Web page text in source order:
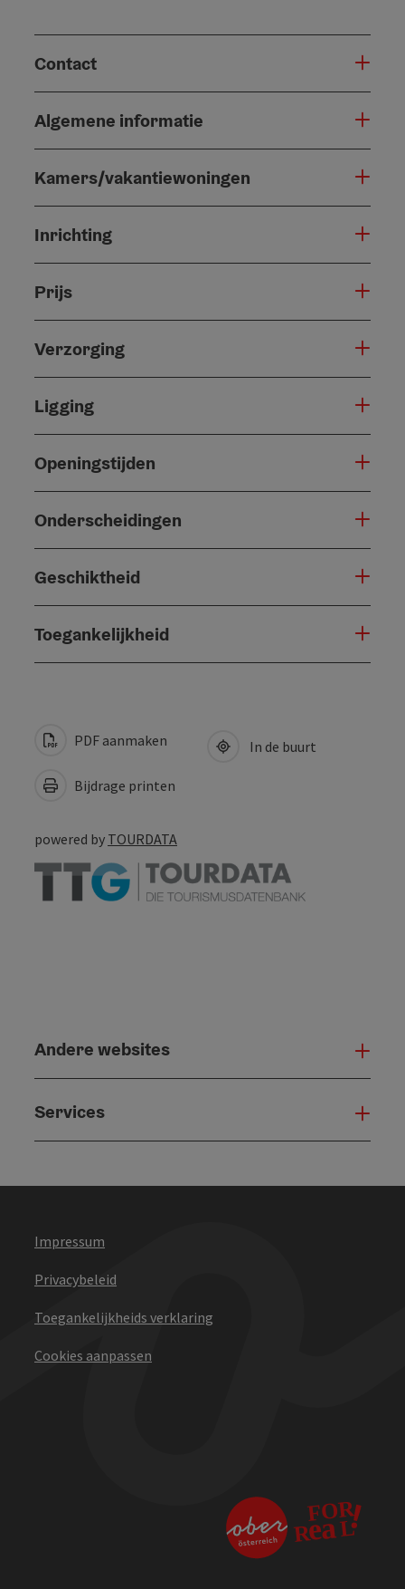
Contact
Algemene informatie
Kamers/vakantiewoningen
Inrichting
Prijs
Verzorging
Ligging
Openingstijden
Onderscheidingen
Geschiktheid
Toegankelijkheid
PDF aanmaken
Bijdrage printen
In de buurt
powered by TOURDATA
Andere websites
Services
Impressum
Privacybeleid
Toegankelijkheids verklaring
Cookies aanpassen